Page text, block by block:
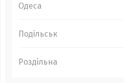
Одеса
Подільськ
Роздільна